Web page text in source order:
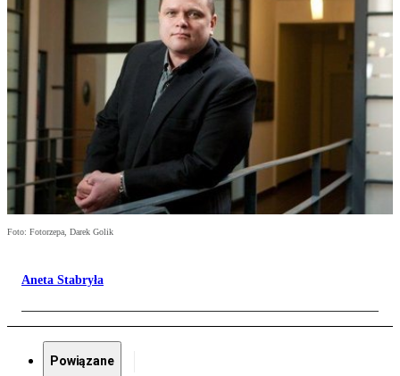
Foto: Fotorzepa, Darek Golik
Aneta Stabryła
Powiązane